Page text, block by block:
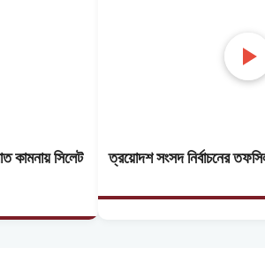
কামনায় সিলেট
ত্রয়োদশ সংসদ নির্বাচনের